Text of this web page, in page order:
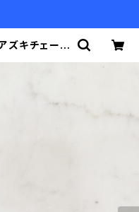
ズキチェーン